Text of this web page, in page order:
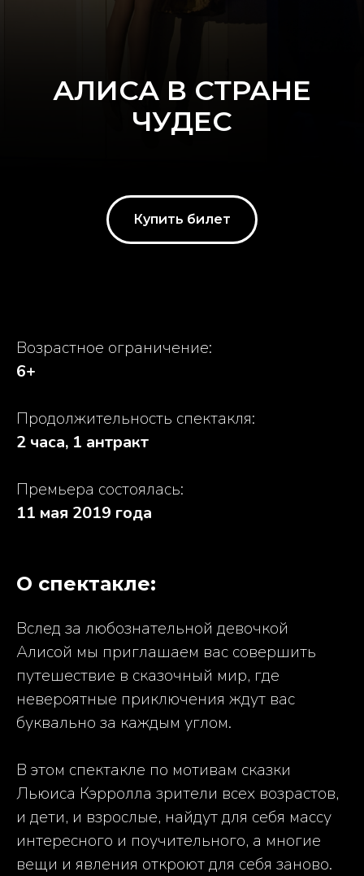
АЛИСА В СТРАНЕ
ЧУДЕС
Купить билет
Возрастное ограничение:
6+
Продолжительность спектакля:
2 часа, 1 антракт
Премьера состоялась:
11 мая 2019 года
О спектакле:
Вслед за любознательной девочкой
Алисой мы приглашаем вас совершить
путешествие в сказочный мир, где
невероятные приключения ждут вас
буквально за каждым углом.
В этом спектакле по мотивам сказки
Льюиса Кэрролла зрители всех возрастов,
и дети, и взрослые, найдут для себя массу
интересного и поучительного, а многие
вещи и явления откроют для себя заново.